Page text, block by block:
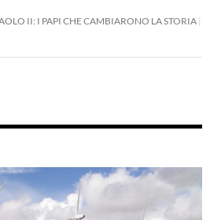
II: I PAPI CHE CAMBIARONO LA STORIA